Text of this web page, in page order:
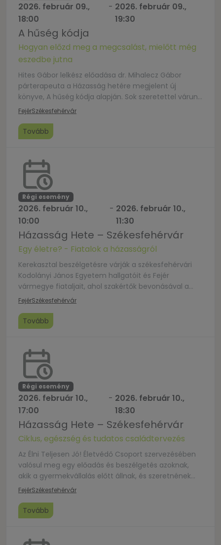
2026. február 09.,
18:00
- 2026. február 09.,
19:30
A hűség kódja
Hogyan előzd meg a megcsalást, mielőtt még
eszedbe jutna
Hites Gábor lelkész előadása dr. Mihalecz Gábor
párterapeuta a Házasság hetére megjelent új
könyve, A hűség kódja alapján. Sok szeretettel várunk
minden kedves érdeklődőt. A belépés ingyenes.
FejérSzékesfehérvár
Tovább
Régi esemény
2026. február 10.,
10:00
- 2026. február 10.,
11:30
Házasság Hete – Székesfehérvár
Egy életre? - Fiatalok a házasságról
Kerekasztal beszélgetésre várják a székesfehérvári
Kodolányi János Egyetem hallgatóit és Fejér
vármegye fiataljait, ahol szakértők bevonásával a
házasság intézményéről, a rituálék fontosságáról
intézménye? Miért fontos? Hogyan változott az
évtizedek, századok alatt a házasság intézménye? A
véleményét, kérdéseit vitatják meg. Időpont: 2026.
február […]
FejérSzékesfehérvár
Tovább
Régi esemény
2026. február 10.,
17:00
- 2026. február 10.,
18:30
Házasság Hete – Székesfehérvár
Ciklus, egészség és tudatos családtervezés
Az Élni Teljesen Jó! Életvédő Csoport szervezésében
valósul meg egy előadás és beszélgetés azoknak,
akik a gyermekvállalás előtt állnak, és szeretnének
többet tudni a természetes családtervezésről. A
termékeny és nem termékeny napokat – hormonok
nélkül, a test jelzéseire figyelve. Használható
megbízható, és segíti az egymásra […]
FejérSzékesfehérvár
Tovább